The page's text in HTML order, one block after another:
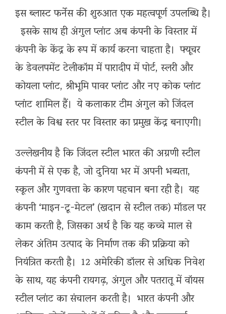
इस ब्लास्ट फर्नेस की शुरुआत एक महत्वपूर्ण उपलब्धि है।
इसके साथ ही अंगुल प्लांट अब कंपनी के विस्तार में
कंपनी के केंद्र के रूप में कार्य करना चाहता है। फ्यूचर
के डेवलपमेंट टेलीकॉम में पारादीप में पोर्ट, स्लरी और
कोयला प्लांट, श्रीभूमि पावर प्लांट और नए कोक प्लांट
प्लांट शामिल हैं। ये कलाकार टीम अंगुल को जिंदल
स्टील के विश्व स्तर पर विस्तार का प्रमुख केंद्र बनाएगी।
उल्लेखनीय है कि जिंदल स्टील भारत की अग्रणी स्टील
कंपनी में से एक है, जो दुनिया भर में अपनी भव्यता,
स्कूल और गुणवत्ता के कारण पहचान बना रही है। यह
कंपनी ‘माइन-टू-मेटल’ (खदान से स्टील तक) मॉडल पर
काम करती है, जिसका अर्थ है कि यह कच्चे माल से
लेकर अंतिम उत्पाद के निर्माण तक की प्रक्रिया को
नियंत्रित करती है। 12 अमेरिकी डॉलर से अधिक निवेश
के साथ, यह कंपनी रायगढ़, अंगुल और पतरातू में वॉयस
स्टील प्लांट का संचालन करती है। भारत कंपनी और